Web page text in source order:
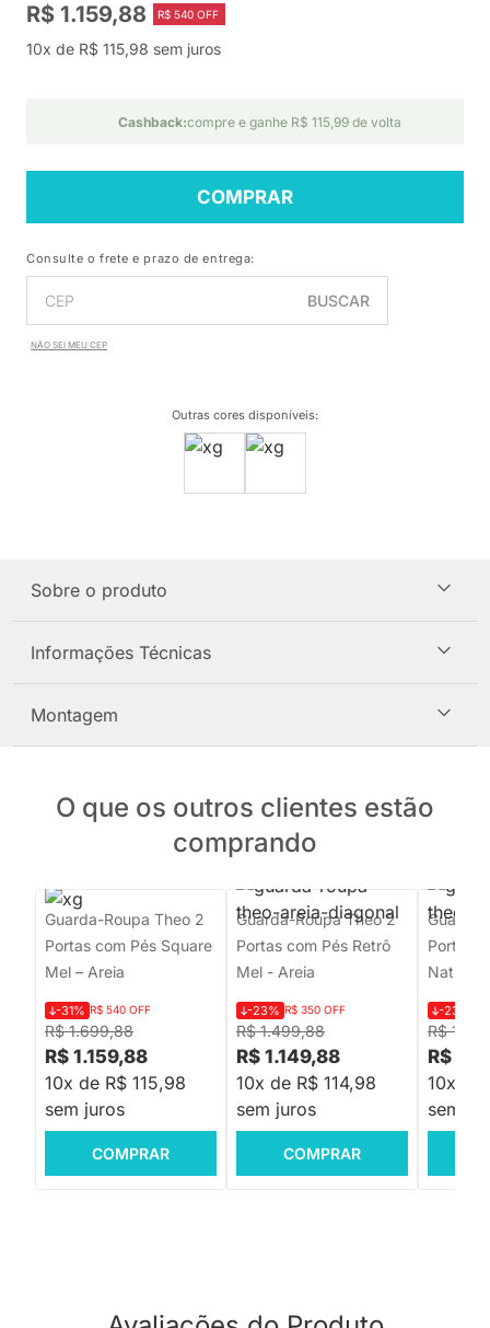
R$ 1.159,88 R$ 540 OFF
10x de R$ 115,98 sem juros
Cashback:compre e ganhe R$ 115,99 de volta
COMPRAR
Consulte o frete e prazo de entrega:
BUSCAR
NÃO SEI MEU CEP
Outras cores disponíveis:
Sobre o produto
Informações Técnicas
Montagem
O que os outros clientes estão
comprando
Guarda-Roupa Theo 2
Portas com Pés Square
Mel – Areia
R$ 1.699,88
-31% R$ 540 OFF
R$ 1.159,88
10x de R$ 115,98
sem juros
COMPRAR
Guarda-Roupa Theo 2
Portas com Pés Retrô
Mel - Areia
R$ 1.499,88
-23% R$ 350 OFF
R$ 1.149,88
10x de R$ 114,98
sem juros
COMPRAR
Portas
Natural
R$
-23%
R$
10x de
sem